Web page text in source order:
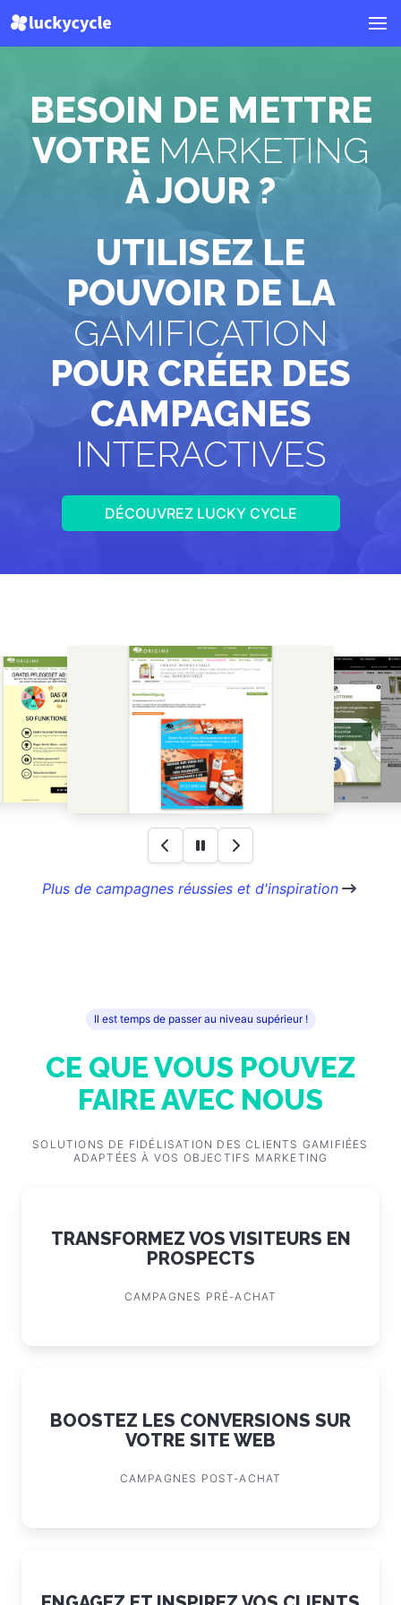
BESOIN DE METTRE
VOTRE MARKETING
À JOUR ?
UTILISEZ LE
POUVOIR DE LA
GAMIFICATION
POUR CRÉER DES
CAMPAGNES
INTERACTIVES
DÉCOUVREZ LUCKY CYCLE
Plus de campagnes réussies et d'inspiration
Il est temps de passer au niveau supérieur !
CE QUE VOUS POUVEZ
FAIRE AVEC NOUS
SOLUTIONS DE FIDÉLISATION DES CLIENTS GAMIFIÉES
ADAPTÉES À VOS OBJECTIFS MARKETING
TRANSFORMEZ VOS VISITEURS EN
PROSPECTS
CAMPAGNES PRÉ-ACHAT
BOOSTEZ LES CONVERSIONS SUR
VOTRE SITE WEB
CAMPAGNES POST-ACHAT